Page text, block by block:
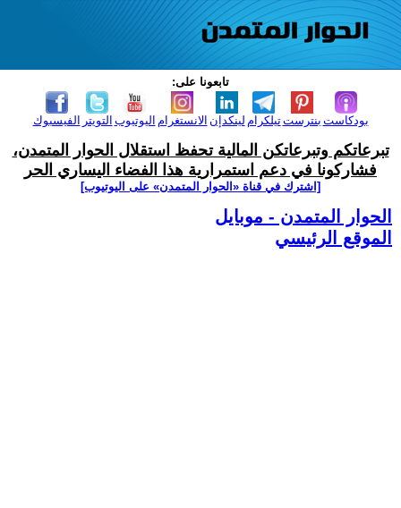
تابعونا على:
الفيسبوك التويتر اليوتيوب الانستغرام لينكدإن تيلكرامبنترست بودكاست
تبرعاتكم وتبرعاتكن المالية تحفظ استقلال الحوار المتمدن،
فشاركونا في دعم استمرارية هذا الفضاء اليساري الحر
[اشترك في قناة ‫«الحوار المتمدن» على اليوتيوب]
الحوار المتمدن - موبايل
الموقع الرئيسي